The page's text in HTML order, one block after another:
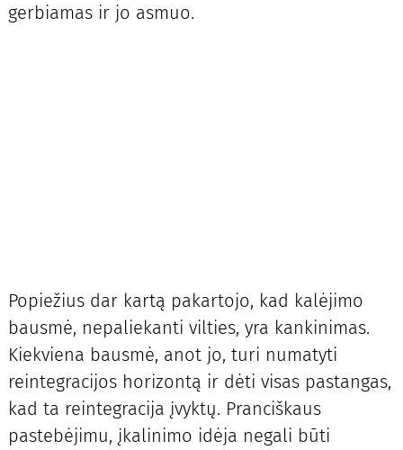
gerbiamas ir jo asmuo.
Popiežius dar kartą pakartojo, kad kalėjimo
bausmė, nepaliekanti vilties, yra kankinimas.
Kiekviena bausmė, anot jo, turi numatyti
reintegracijos horizontą ir dėti visas pastangas,
kad ta reintegracija įvyktų. Pranciškaus
pastebėjimu, įkalinimo idėja negali būti